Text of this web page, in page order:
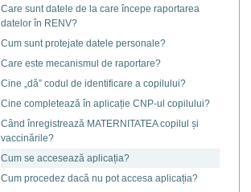
Care sunt datele de la care începe raportarea
datelor în RENV?
Cum sunt protejate datele personale?
Care este mecanismul de raportare?
Cine „dă” codul de identificare a copilului?
Cine completează în aplicație CNP-ul copilului?
Când înregistrează MATERNITATEA copilul și
vaccinările?
Cum se accesează aplicația?
Cum procedez dacă nu pot accesa aplicația?